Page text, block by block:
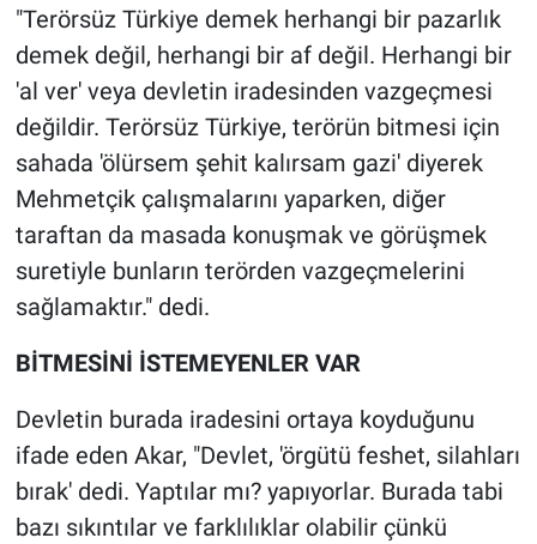
"Terörsüz Türkiye demek herhangi bir pazarlık
demek değil, herhangi bir af değil. Herhangi bir
'al ver' veya devletin iradesinden vazgeçmesi
değildir. Terörsüz Türkiye, terörün bitmesi için
sahada 'ölürsem şehit kalırsam gazi' diyerek
Mehmetçik çalışmalarını yaparken, diğer
taraftan da masada konuşmak ve görüşmek
suretiyle bunların terörden vazgeçmelerini
sağlamaktır." dedi.
BİTMESİNİ İSTEMEYENLER VAR
Devletin burada iradesini ortaya koyduğunu
ifade eden Akar, "Devlet, 'örgütü feshet, silahları
bırak' dedi. Yaptılar mı? yapıyorlar. Burada tabi
bazı sıkıntılar ve farklılıklar olabilir çünkü